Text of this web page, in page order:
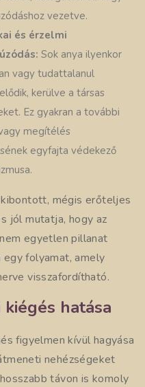
vezetve.
és érzelmi
Sok anya ilyenkor
vagy tudattalanul
kerülve a társas
Ez gyakran a további
megítélés
egyfajta védekező
kibontott, mégis erőteljes
jól mutatja, hogy az
egyetlen pillanat
egy folyamat, amely
visszafordítható.
hatása
figyelmen kívül hagyása
nehézségeket
távon is komoly